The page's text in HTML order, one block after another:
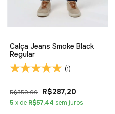
Calça Jeans Smoke Black
Regular
(1)
R$359,00 R$287,20
5 x de R$57,44 sem juros